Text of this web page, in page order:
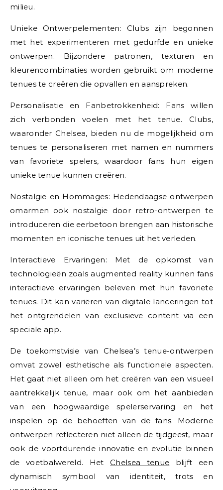
milieu.
Unieke Ontwerpelementen: Clubs zijn begonnen
met het experimenteren met gedurfde en unieke
ontwerpen. Bijzondere patronen, texturen en
kleurencombinaties worden gebruikt om moderne
tenues te creëren die opvallen en aanspreken.
Personalisatie en Fanbetrokkenheid: Fans willen
zich verbonden voelen met het tenue. Clubs,
waaronder Chelsea, bieden nu de mogelijkheid om
tenues te personaliseren met namen en nummers
van favoriete spelers, waardoor fans hun eigen
unieke tenue kunnen creëren.
Nostalgie en Hommages: Hedendaagse ontwerpen
omarmen ook nostalgie door retro-ontwerpen te
introduceren die eerbetoon brengen aan historische
momenten en iconische tenues uit het verleden.
Interactieve Ervaringen: Met de opkomst van
technologieën zoals augmented reality kunnen fans
interactieve ervaringen beleven met hun favoriete
tenues. Dit kan variëren van digitale lanceringen tot
het ontgrendelen van exclusieve content via een
speciale app.
De toekomstvisie van Chelsea’s tenue-ontwerpen
omvat zowel esthetische als functionele aspecten.
Het gaat niet alleen om het creëren van een visueel
aantrekkelijk tenue, maar ook om het aanbieden
van een hoogwaardige spelerservaring en het
inspelen op de behoeften van de fans. Moderne
ontwerpen reflecteren niet alleen de tijdgeest, maar
ook de voortdurende innovatie en evolutie binnen
de voetbalwereld. HetChelsea tenue blijft een
dynamisch symbool van identiteit, trots en